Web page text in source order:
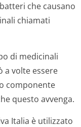
che causano
chiamati
di medicinali
a volte essere
componente
questo avvenga.
Italia è utilizzato